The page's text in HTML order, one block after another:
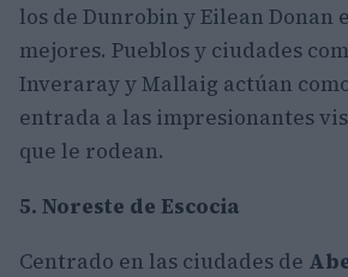
los de Dunrobin y Eilean Donan
mejores. Pueblos y ciudades
Inveraray y Mallaig actúan
entrada a las impresionantes
que le rodean.
5. Noreste de Escocia
Centrado en las ciudades de